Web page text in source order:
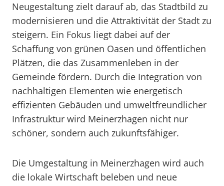
Neugestaltung zielt darauf ab, das Stadtbild zu
modernisieren und die Attraktivität der Stadt zu
steigern. Ein Fokus liegt dabei auf der
Schaffung von grünen Oasen und öffentlichen
Plätzen, die das Zusammenleben in der
Gemeinde fördern. Durch die Integration von
nachhaltigen Elementen wie energetisch
effizienten Gebäuden und umweltfreundlicher
Infrastruktur wird Meinerzhagen nicht nur
schöner, sondern auch zukunftsfähiger.
Die Umgestaltung in Meinerzhagen wird auch
die lokale Wirtschaft beleben und neue